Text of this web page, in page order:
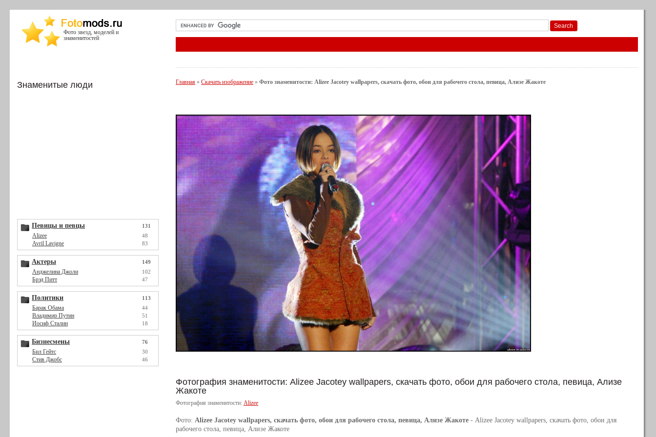
Фото звезд, моделей и
знаменитостей
Знаменитые люди
Певицы и певцы 131
Alizee 48
Avril Lavigne 83
Актеры 149
Анджелина Джоли 102
Брэд Питт 47
Политики 113
Барак Обама 44
Владимир Путин 51
Иосиф Сталин 18
Бизнесмены 76
Бил Гейтс 30
Стив Джобс 46
Главная » Скачать изображение » Фото знаменитости: Alizee Jacotey wallpapers, скачать фото, обои для рабочего стола, певица, Ализе Жакоте
Фотография знаменитости: Alizee Jacotey wallpapers, скачать фото, обои для рабочего стола, певица, Ализе
Жакоте
Фотография знаменитости: Alizee
Фото: Alizee Jacotey wallpapers, скачать фото, обои для рабочего стола, певица, Ализе Жакоте - Alizee Jacotey wallpapers, скачать фото, обои для
рабочего стола, певица, Ализе Жакоте